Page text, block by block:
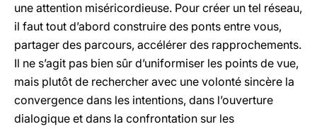
une attention miséricordieuse. Pour créer un tel réseau,
il faut tout d’abord construire des ponts entre vous,
partager des parcours, accélérer des rapprochements.
Il ne s’agit pas bien sûr d’uniformiser les points de vue,
mais plutôt de rechercher avec une volonté sincère la
convergence dans les intentions, dans l’ouverture
dialogique et dans la confrontation sur les